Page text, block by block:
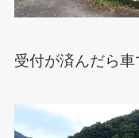
受付が済んだら